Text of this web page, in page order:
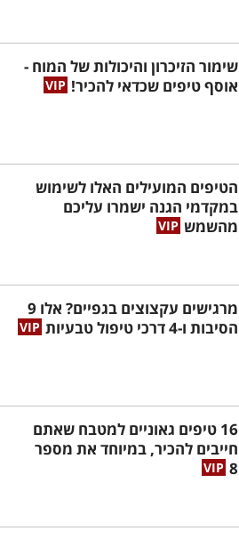
שימור הזיכרון והיכולות של המוח -
אוסף טיפים שכדאי להכיר!
הטיפים המועילים האלו לשימוש
במקדמי הגנה ישמרו עליכם
מהשמש
מרגישים עקצוצים בגפיים? אלו 9
הסיבות ו-4 דרכי טיפול טבעיות
16 טיפים גאוניים למטבח שאתם
חייבים להכיר, במיוחד את מספר
8